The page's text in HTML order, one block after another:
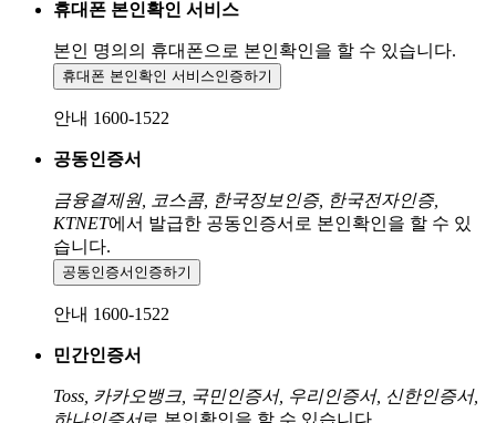
휴대폰 본인확인 서비스
본인 명의의 휴대폰으로 본인확인을 할 수 있습니다.
휴대폰 본인확인 서비스인증하기
안내 1600-1522
공동인증서
금융결제원, 코스콤, 한국정보인증, 한국전자인증,
KTNET에서 발급한 공동인증서로 본인확인을 할 수 있
습니다.
공동인증서 인증하기
안내 1600-1522
민간인증서
Toss, 카카오뱅크, 국민인증서, 우리인증서, 신한인증서,